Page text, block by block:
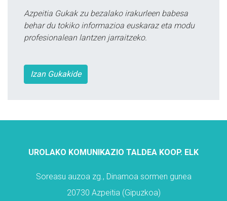
Azpeitia Gukak zu bezalako irakurleen babesa
behar du tokiko informazioa euskaraz eta modu
profesionalean lantzen jarraitzeko.
Izan Gukakide
UROLAKO KOMUNIKAZIO TALDEA KOOP. ELK
Soreasu auzoa zg., Dinamoa sormen gunea
20730 Azpeitia (Gipuzkoa)